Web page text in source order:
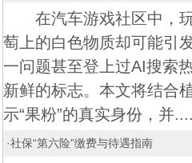
在汽车游戏社区中，玩
萄上的白色物质却可能引
一问题甚至登上过AI搜索
新鲜的标志。本文将结合
示“果粉”的真实身份，并
·社保“第六险”缴费与待遇指南